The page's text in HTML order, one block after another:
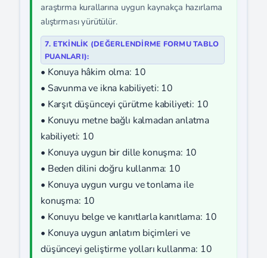
araştırma kurallarına uygun kaynakça hazırlama
alıştırması yürütülür.
7. ETKİNLİK (DEĞERLENDIRME FORMU TABLO
PUANLARI):
• Konuya hâkim olma: 10
• Savunma ve ikna kabiliyeti: 10
• Karşıt düşünceyi çürütme kabiliyeti: 10
• Konuyu metne bağlı kalmadan anlatma
kabiliyeti: 10
• Konuya uygun bir dille konuşma: 10
• Beden dilini doğru kullanma: 10
• Konuya uygun vurgu ve tonlama ile
konuşma: 10
• Konuyu belge ve kanıtlarla kanıtlama: 10
• Konuya uygun anlatım biçimleri ve
düşünceyi geliştirme yolları kullanma: 10